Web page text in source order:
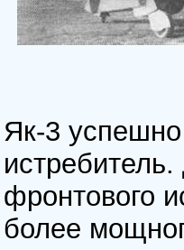
Як-3 успешно
фронтового
более